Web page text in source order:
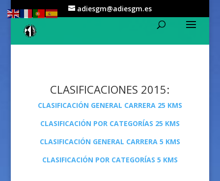
adiesgm@adiesgm.es
CLASIFICACIONES 2015:
CLASIFICACIÓN GENERAL CARRERA 25 KMS
CLASIFICACIÓN POR CATEGORÍAS 25 KMS
CLASIFICACIÓN GENERAL CARRERA 5 KMS
CLASIFICACIÓN POR CATEGORÍAS 5 KMS